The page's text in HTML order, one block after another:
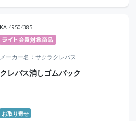
KA-49504385
メーカー名 サクラクレパス
クレパス消しゴムパック
お取り寄せ